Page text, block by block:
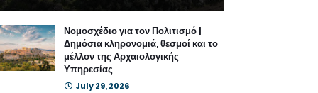
Νομοσχέδιο για τον Πολιτισμό |
Δημόσια κληρονομιά, θεσμοί και το
μέλλον της Αρχαιολογικής
Υπηρεσίας
July 29, 2026